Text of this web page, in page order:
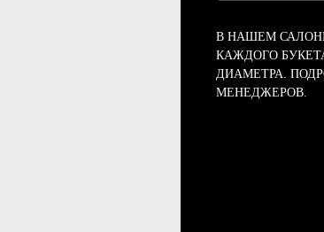
В НАШЕМ
КАЖДОГО
ДИАМЕТРА.
МЕНЕДЖЕРОВ.